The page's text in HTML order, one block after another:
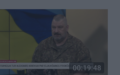
00:19:48